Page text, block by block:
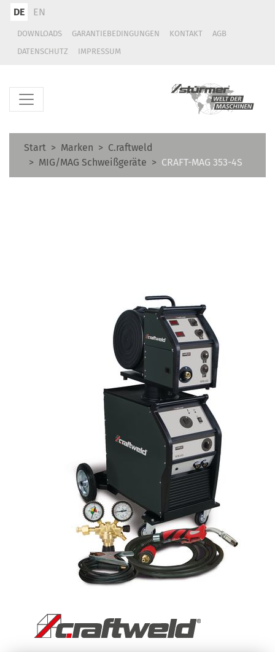
DE EN
DOWNLOADS GARANTIEBEDINGUNGEN KONTAKT
AGB
DATENSCHUTZ
IMPRESSUM
Start Marken
C.raftweld
MIG/MAG Schweißgeräte
CRAFT-MAG 353-4S